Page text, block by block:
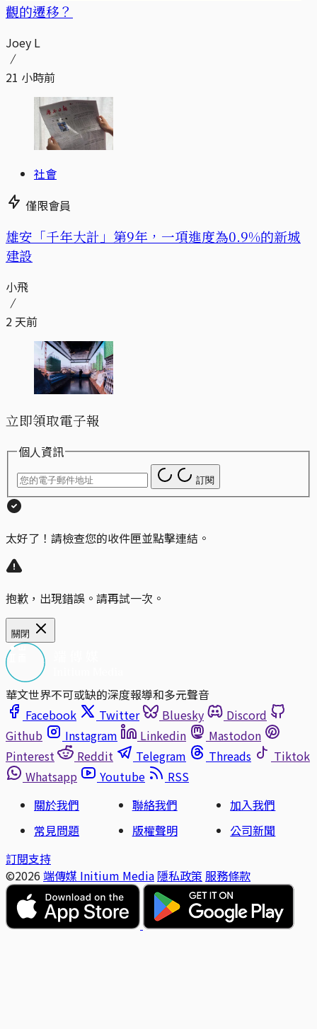
觀的遷移？
Joey L
21 小時前
社會
僅限會員
​​雄安「千年大計」第9年，一項進度為0.9%的新城
建設
小飛
2 天前
立即領取電子報
個人資訊
訂閱
太好了！請檢查您的收件匣並點擊連結。
抱歉，出現錯誤。請再試一次。
關閉
華文世界不可或缺的深度報導和多元聲音
Facebook
Twitter Bluesky
Discord
Github
Instagram Linkedin
Mastodon
Pinterest
Reddit Telegram Threads
Tiktok
Whatsapp
Youtube
RSS
關於我們
聯絡我們
加入我們
常見問題
版權聲明
公司新聞
訂閱支持
©2026 端傳媒 Initium Media 隱私政策 服務條款